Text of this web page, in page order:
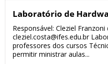
Laboratório de
Responsável: Cleziel Franzoni
cleziel.costa@ifes.edu.br
professores dos cursos
permitir ministrar aulas...